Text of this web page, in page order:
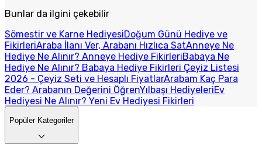
Bunlar da ilgini çekebilir
Sömestir ve Karne HediyesiDoğum Günü Hediye ve
FikirleriAraba İlanı Ver, Arabanı Hızlıca SatAnneye Ne
Hediye Ne Alınır? Anneye Hediye FikirleriBabaya Ne
Hediye Ne Alınır? Babaya Hediye Fikirleri Çeyiz Listesi
2026 - Çeyiz Seti ve Hesaplı FiyatlarArabam Kaç Para
Eder? Arabanın Değerini ÖğrenYılbaşı HediyeleriEv
Hediyesi Ne Alınır? Yeni Ev Hediyesi Fikirleri
Popüler Kategoriler